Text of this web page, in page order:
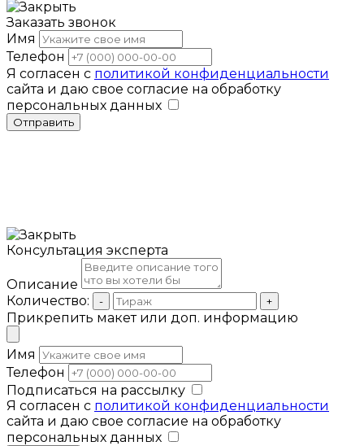
Заказать звонок
Имя
Телефон
Я согласен с политикой конфиденциальности
сайта и даю свое согласие на обработку
персональных данных
Отправить
Консультация эксперта
Описание
Количество:
- +
Прикрепить макет или доп. информацию
Имя
Телефон
Подписаться на рассылку
Я согласен с политикой конфиденциальности
сайта и даю свое согласие на обработку
персональных данных